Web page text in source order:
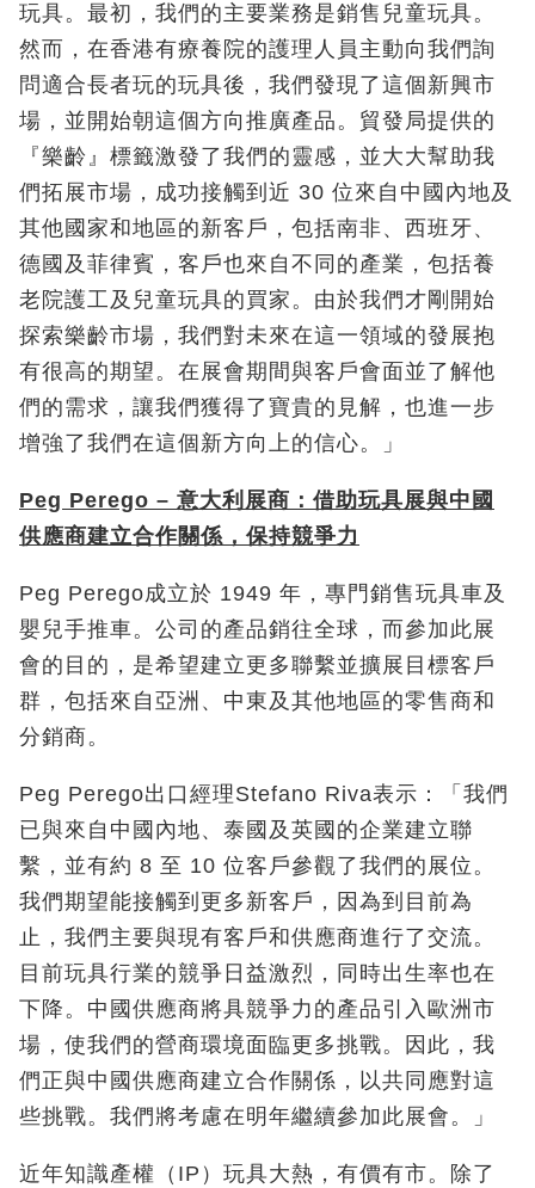
玩具。最初，我們的主要業務是銷售兒童玩具。
然而，在香港有療養院的護理人員主動向我們詢
問適合長者玩的玩具後，我們發現了這個新興市
場，並開始朝這個方向推廣產品。貿發局提供的
『樂齡』標籤激發了我們的靈感，並大大幫助我
們拓展市場，成功接觸到近 30 位來自中國內地及
其他國家和地區的新客戶，包括南非、西班牙、
德國及菲律賓，客戶也來自不同的產業，包括養
老院護工及兒童玩具的買家。由於我們才剛開始
探索樂齡市場，我們對未來在這一領域的發展抱
有很高的期望。在展會期間與客戶會面並了解他
們的需求，讓我們獲得了寶貴的見解，也進一步
增強了我們在這個新方向上的信心。」
Peg Perego – 意大利展商：借助玩具展與中國
供應商建立合作關係，保持競爭力
Peg Perego成立於 1949 年，專門銷售玩具車及
嬰兒手推車。公司的產品銷往全球，而參加此展
會的目的，是希望建立更多聯繫並擴展目標客戶
群，包括來自亞洲、中東及其他地區的零售商和
分銷商。
Peg Perego出口經理Stefano Riva表示：「我們
已與來自中國內地、泰國及英國的企業建立聯
繫，並有約 8 至 10 位客戶參觀了我們的展位。
我們期望能接觸到更多新客戶，因為到目前為
止，我們主要與現有客戶和供應商進行了交流。
目前玩具行業的競爭日益激烈，同時出生率也在
下降。中國供應商將具競爭力的產品引入歐洲市
場，使我們的營商環境面臨更多挑戰。因此，我
們正與中國供應商建立合作關係，以共同應對這
些挑戰。我們將考慮在明年繼續參加此展會。」
近年知識產權（IP）玩具大熱，有價有市。除了